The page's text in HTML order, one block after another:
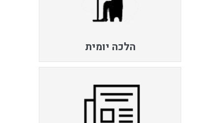
הלכה יומית